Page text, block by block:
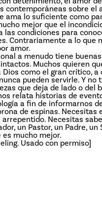
contemporáneas sobre
ama lo suficiente como
mejor que el
las condiciones para
Contrariamente a lo que
amor.
a menudo tiene
Muchos quieren
como el gran crítico,
pueden servirle. Y no
que deja de lado o del
relata historias de
a fin de informarnos
de espinas.
Necesitas
un Pastor, un Padre,
es mucho mejor.
Usado con permiso]